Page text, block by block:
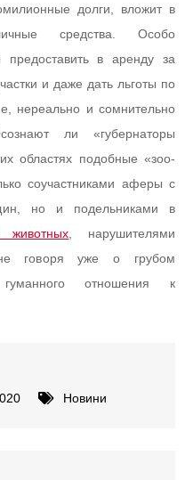
долги, вложит в
средства. Особо
предоставить в аренду за
и даже дать льготы по
нереально и сомнительно
ли «губернаторы
областях подобные «зоо-
соучастниками аферы с
но и подельниками в
животных , нарушителями
не говоря уже о грубом
гуманного отношения к
Новини